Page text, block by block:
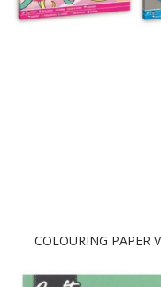
COLOURING PAPER